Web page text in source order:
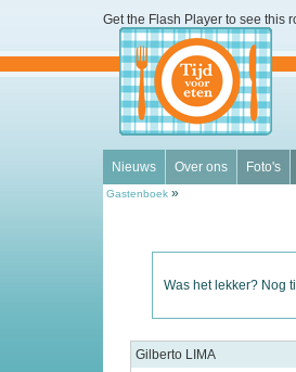
Get the Flash Player to see this
Nieuws Over ons Foto's
Gastenboek »
Was het lekker? Nog
Gilberto LIMA